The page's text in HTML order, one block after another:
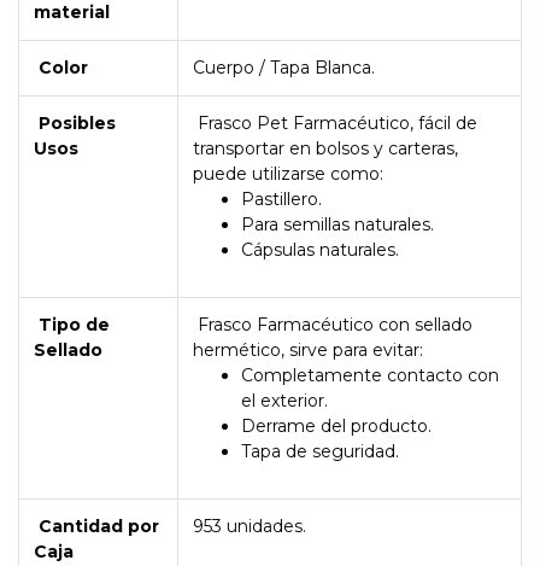
material
Color Cuerpo / Tapa Blanca.
Posibles
Usos
Frasco Pet Farmacéutico, fácil de
transportar en bolsos y carteras,
puede utilizarse como:
Pastillero.
Para semillas naturales.
Cápsulas naturales.
Tipo de
Sellado
Frasco Farmacéutico con sellado
hermético, sirve para evitar:
Completamente contacto con
el exterior.
Derrame del producto.
Tapa de seguridad.
Cantidad por
Caja
953 unidades.